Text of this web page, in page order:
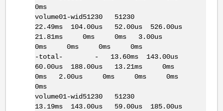
0ms
volume01-wid51230 51230
22.49ms 104.00us 52.00us 526.00us
21.81ms 0ms 0ms 3.00us
0ms 0ms 0ms 0ms
-total- - 13.60ms 143.00us
60.00us 188.00us 13.21ms 0ms
0ms 2.00us 0ms 0ms 0ms
0ms
volume01-wid51230 51230
13.19ms 143.00us 59.00us 185.00us